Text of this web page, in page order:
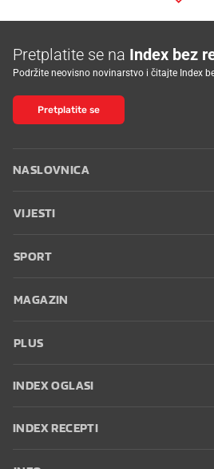
Pretplatite se na Index bez
Podržite neovisno novinarstvo i čitajte Index
Pretplatite se
NASLOVNICA
VIJESTI
SPORT
MAGAZIN
PLUS
INDEX OGLASI
INDEX RECEPTI